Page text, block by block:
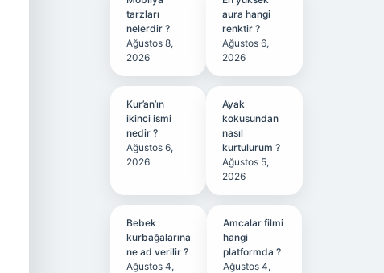
tarzları
nelerdir ?
Ağustos 8,
2026
aura hangi
renktir ?
Ağustos 6,
2026
Kur’an’ın
ikinci ismi
nedir ?
Ağustos 6,
2026
Ayak
kokusundan
nasıl
kurtulurum ?
Ağustos 5,
2026
Bebek
kurbağalarına
ne ad verilir ?
Ağustos 4,
Amcalar filmi
hangi
platformda ?
Ağustos 4,